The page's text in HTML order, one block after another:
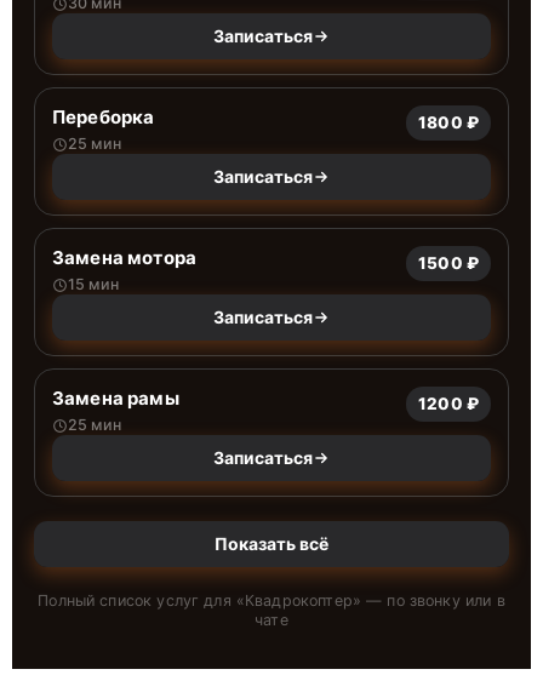
Записаться
Переборка
25 мин
1800 ₽
Записаться
Замена мотора
15 мин
1500 ₽
Записаться
Замена рамы
25 мин
1200 ₽
Записаться
Показать всё
Полный список услуг для «Квадрокоптер» — по звонку или в
чате